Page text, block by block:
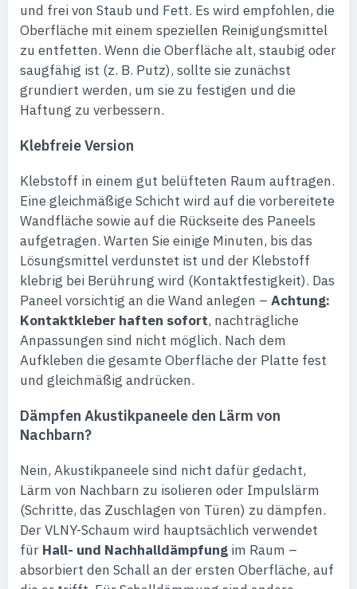
und frei von Staub und Fett. Es wird empfohlen, die
Oberfläche mit einem speziellen Reinigungsmittel
zu entfetten. Wenn die Oberfläche alt, staubig oder
saugfähig ist (z. B. Putz), sollte sie zunächst
grundiert werden, um sie zu festigen und die
Haftung zu verbessern.
Klebfreie Version
Klebstoff in einem gut belüfteten Raum auftragen.
Eine gleichmäßige Schicht wird auf die vorbereitete
Wandfläche sowie auf die Rückseite des Paneels
aufgetragen. Warten Sie einige Minuten, bis das
Lösungsmittel verdunstet ist und der Klebstoff
klebrig bei Berührung wird (Kontaktfestigkeit). Das
Paneel vorsichtig an die Wand anlegen – Achtung:
Kontaktkleber haften sofort, nachträgliche
Anpassungen sind nicht möglich. Nach dem
Aufkleben die gesamte Oberfläche der Platte fest
und gleichmäßig andrücken.
Dämpfen Akustikpaneele den Lärm von
Nachbarn?
Nein, Akustikpaneele sind nicht dafür gedacht,
Lärm von Nachbarn zu isolieren oder Impulslärm
(Schritte, das Zuschlagen von Türen) zu dämpfen.
Der VLNY-Schaum wird hauptsächlich verwendet
für Hall- und Nachhalldämpfung im Raum –
absorbiert den Schall an der ersten Oberfläche, auf